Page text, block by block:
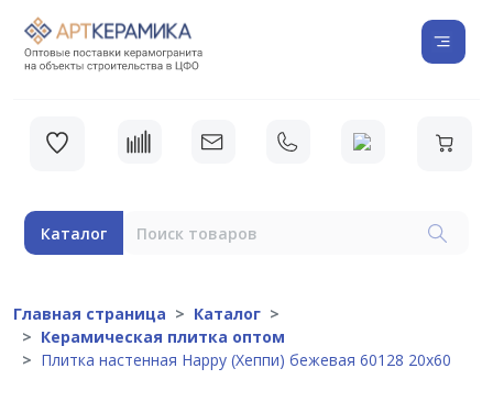
Каталог
Главная страница
Каталог
Керамическая плитка оптом
Плитка настенная Happy (Хеппи) бежевая 60128 20х60